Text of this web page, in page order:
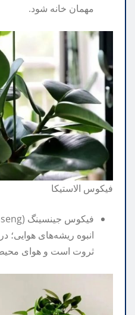
مهمان خانه شود.
فیکوس الاستیکا
انبوه ریشه‌های
ثروت است و هوای